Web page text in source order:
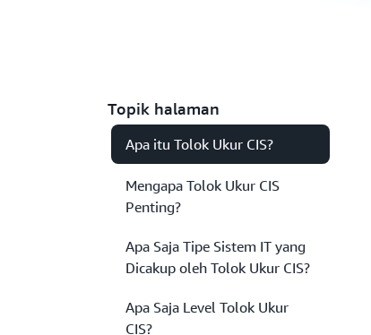
Topik halaman
Apa itu Tolok Ukur CIS?
Mengapa Tolok Ukur CIS
Penting?
Apa Saja Tipe Sistem IT yang
Dicakup oleh Tolok Ukur CIS?
Apa Saja Level Tolok Ukur
CIS?